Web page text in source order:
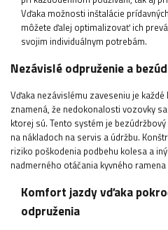
Vďaka možnosti inštalácie
môžete ďalej optimalizovať ich
svojim individuálnym potrebám.
Nezávislé odpruženie a
Vďaka nezávislému zaveseniu je
znamená, že nedokonalosti vozovky
ktorej sú. Tento systém je
na nákladoch na servis a údržbu.
riziko poškodenia podbehu kolesa a
nadmerného otáčania kyvného
Komfort jazdy vďaka
odpruženia